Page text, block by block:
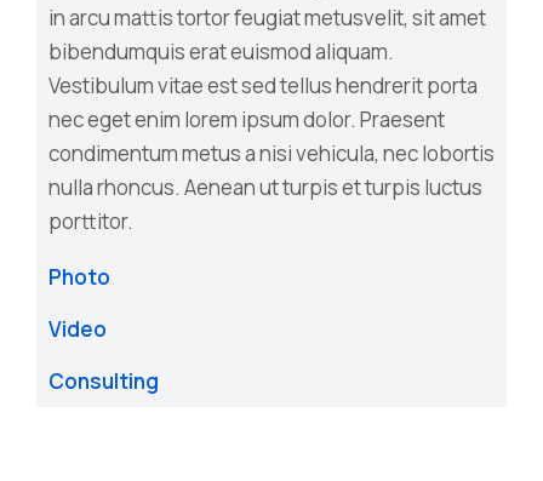
in arcu mattis tortor feugiat metusvelit, sit amet
bibendumquis erat euismod aliquam.
Vestibulum vitae est sed tellus hendrerit porta
nec eget enim lorem ipsum dolor. Praesent
condimentum metus a nisi vehicula, nec lobortis
nulla rhoncus. Aenean ut turpis et turpis luctus
porttitor.
Photo
Video
Consulting